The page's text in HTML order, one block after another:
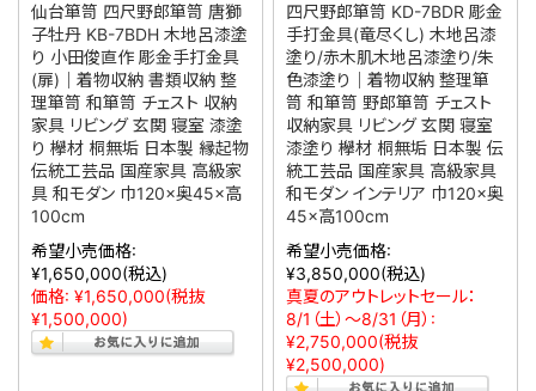
仙台箪笥 四尺野郎箪笥 唐獅
子牡丹 KB-7BDH 木地呂漆塗
り 小田俊直作 彫金手打金具
(扉)｜着物収納 書類収納 整
理箪笥 和箪笥 チェスト 収納
家具 リビング 玄関 寝室 漆塗
り 欅材 桐無垢 日本製 縁起物
伝統工芸品 国産家具 高級家
具 和モダン 巾120×奥45×高
100cm
希望小売価格:
¥1,650,000(税込)
価格: ¥1,650,000(税抜
¥1,500,000)
四尺野郎箪笥 KD-7BDR 彫金
手打金具(竜尽くし) 木地呂漆
塗り/赤木肌木地呂漆塗り/朱
色漆塗り｜着物収納 整理箪
笥 和箪笥 野郎箪笥 チェスト
収納家具 リビング 玄関 寝室
漆塗り 欅材 桐無垢 日本製 伝
統工芸品 国産家具 高級家具
和モダン インテリア 巾120×奥
45×高100cm
希望小売価格:
¥3,850,000(税込)
真夏のアウトレットセール：
8/1（土）～8/31（月）:
¥2,750,000(税抜
¥2,500,000)